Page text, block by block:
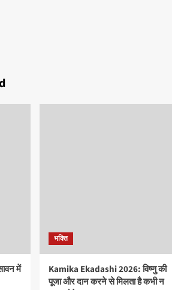
में
भक्ति
Kamika Ekadashi 2026: विष्णु की
पूजा और दान करने से मिलता है कभी न